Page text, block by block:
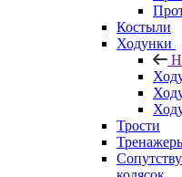
Костыли
Ходунки
Трости